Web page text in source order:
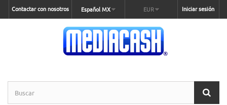
Iniciar sesión
EUR
Español MX
Contactar con nosotros